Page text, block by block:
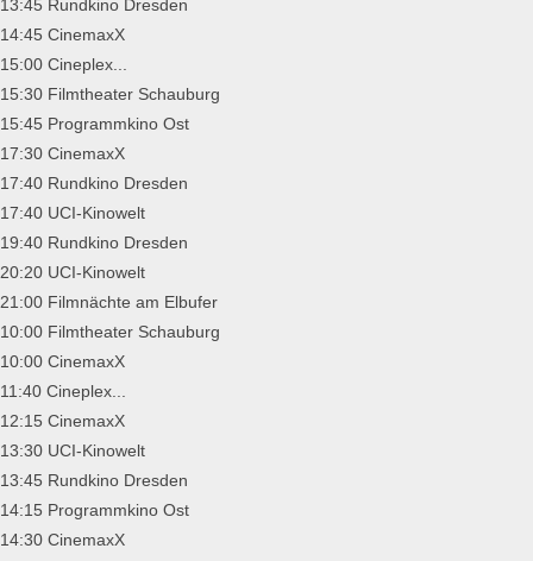
13:45 Rundkino Dresden
14:45 CinemaxX
15:00 Cineplex...
15:30 Filmtheater Schauburg
15:45 Programmkino Ost
17:30 CinemaxX
17:40 Rundkino Dresden
17:40 UCI-Kinowelt
19:40 Rundkino Dresden
20:20 UCI-Kinowelt
21:00 Filmnächte am Elbufer
10:00 Filmtheater Schauburg
10:00 CinemaxX
11:40 Cineplex...
12:15 CinemaxX
13:30 UCI-Kinowelt
13:45 Rundkino Dresden
14:15 Programmkino Ost
14:30 CinemaxX